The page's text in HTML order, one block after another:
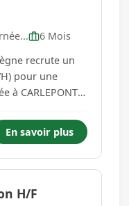
6 Mois
recrute un
pour une
à CARLEPONT
des sous-
En savoir plus
H/F